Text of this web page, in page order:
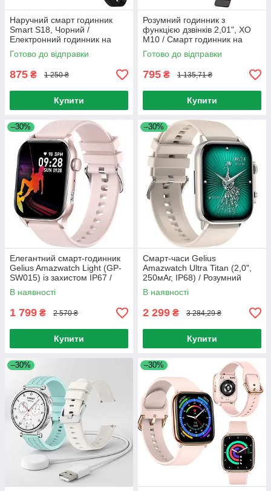
Наручний смарт годинник
Smart S18, Чорний /
Електронний годинник на
руку / Смарт годинник
водонепроникний
Готово до відправки
875 ₴ 1 250 ₴
Купити
Розумний годинник з
функцією дзвінків 2,01", XO
M10 / Смарт годинник на
руку / Наручний годинник з
будильником
Готово до відправки
795 ₴ 1 135,71 ₴
Купити
–30%
Елегантний смарт-годинник
Gelius Amazwatch Light (GP-
SW015) із захистом IP67 /
Смарт-годинник з підтримкою
DaFit
В наявності
1 799 ₴ 2 570 ₴
Купити
–30%
Смарт-часи Gelius
Amazwatch Ultra Titan (2,0",
250мАг, IP68) / Розумний
годинник / Годинник
водонепроникний
В наявності
2 299 ₴ 3 284,29 ₴
Купити
–30% –30%